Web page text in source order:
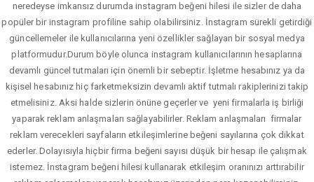
neredeyse imkansız durumda instagram beğeni hilesi ile sizler de daha
popüler bir instagram profiline sahip olabilirsiniz. İnstagram sürekli getirdiği
güncellemeler ile kullanıcılarına yeni özellikler sağlayan bir sosyal medya
platformudur.Durum böyle olunca instagram kullanıcılarının hesaplarına
devamlı güncel tutmaları için önemli bir sebeptir. İşletme hesabınız ya da
kişisel hesabınız hiç farketmeksizin devamlı aktif tutmalı rakiplerinizi takip
etmelisiniz. Aksi halde sizlerin önüne geçerler ve yeni firmalarla iş birliği
yaparak reklam anlaşmaları sağlayabilirler. Reklam anlaşmaları firmalar
reklam verecekleri sayfaların etkileşimlerine beğeni sayılarına çok dikkat
ederler. Dolayısıyla hiçbir firma beğeni sayısı düşük bir hesap ile çalışmak
istemez. İnstagram beğeni hilesi kullanarak etkileşim oranınızı arttırabilir